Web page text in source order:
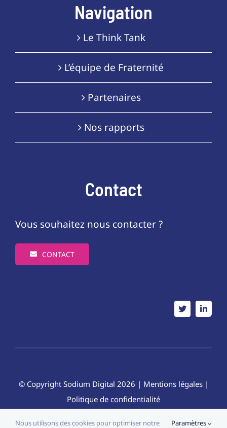
Navigation
Le Think Tank
L’équipe de Fraternité
Partenaires
Nos rapports
Contact
Vous souhaitez nous contacter ?
CONTACT
© Copyright Sodium Digital 2026 | Mentions légales|
Politique de confidentialité
Nous utilisons des cookies pour optimiser notre Paramètres